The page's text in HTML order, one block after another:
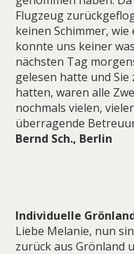
Flugzeug
keinen Schimmer,
konnte uns keiner
nächsten Tag
gelesen hatte und
hatten, waren alle
nochmals vielen,
überragende
Bernd Sch., Berlin
Individuelle
Liebe Melanie, nun
zurück aus Grönland